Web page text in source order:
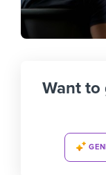
Want to